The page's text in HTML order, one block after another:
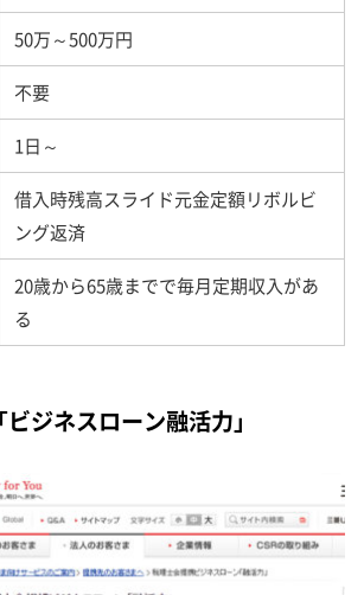
50万～500万円
不要
1日～
借入時残高スライド元金定額リボルビ
ング返済
20歳から65歳までで毎月定期収入があ
る
ジネスローン融活力」